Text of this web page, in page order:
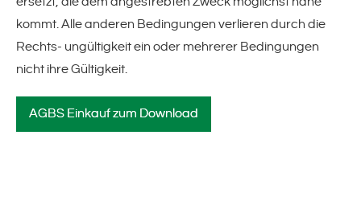
kommt. Alle anderen Bedingungen verlieren durch die
Rechts- ungültigkeit ein oder mehrerer Bedingungen
nicht ihre Gültigkeit.
AGBS Einkauf zum Download